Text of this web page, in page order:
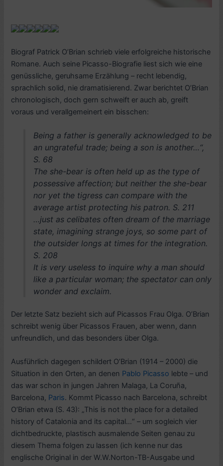
Biograf Patrick O’Brian schrieb viele erfolgreiche historische
Romane. Auch seine Picasso-Biografie liest sich wie eine
genüssliche, geruhsame Erzählung – recht lebendig,
sprachlich solid, nie dramatisierend. Zwar berichtet O’Brian
chronologisch, doch gern schweift er auch ab, greift
voraus und verallgemeinert ein bisschen:
Being a father is generally acknowledged to be
an ungrateful trade; being a son is another…“,
S. 68
The she-bear is often held up as the type of
possessive affection; but neither the she-bear
nor yet the tigress can compare with the
average artist protecting his patron. S. 211
…just as celibates often dream of the marriage
state, imagining strange joys, so some part of
the outsider longs at times for the integration.
S. 208
It is very useless to inquire why a man should
like a particular woman; the spectator can only
wonder and exclaim.
Der letzte Satz bezieht sich auf Picassos Frau Olga. O’Brian
schreibt wenig über Picassos Frauen, aber wenn, dann
unfreundlich, und das besonders über Olga.
Ausführlich dagegen schildert O’Brian (1914 – 2000) die
Situation in den Orten, an denen Pablo Picasso lebte – und
das war schon in jungen Jahren Malaga, La Coruña,
Barcelona, Paris. Kommt Picasso nach Barcelona, schreibt
O’Brian etwa (S. 43): „This is not the place for a detailed
history of Catalonia and its capital…“ – um sogleich vier
dichtbedruckte, plastisch ausmalende Seiten genau zu
diesem Thema folgen zu lassen (ich kenne nur das
englische Original in der W.W.Norton-TB-Ausgabe und